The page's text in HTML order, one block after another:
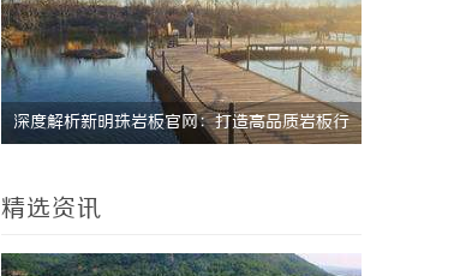
激光跟踪仪在现代精密测量中的应用与发展趋
精选资讯